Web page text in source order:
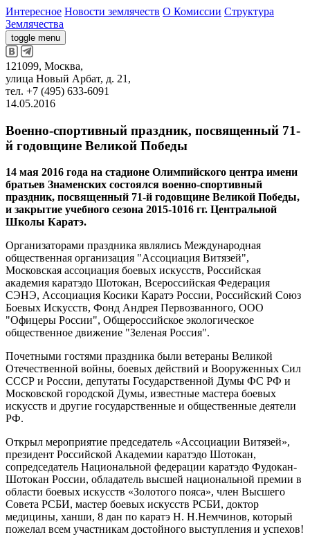
Интересное Новости землячеств О Комиссии Структура
Землячества
toggle menu
121099, Москва,
улица Новый Арбат, д. 21,
тел. +7 (495) 633-6091
14.05.2016
Военно-спортивный праздник, посвященный 71-
й годовщине Великой Победы
14 мая 2016 года на стадионе Олимпийского центра имени
братьев Знаменских состоялся военно-спортивный
праздник, посвященный 71-й годовщине Великой Победы,
и закрытие учебного сезона 2015-1016 гг. Центральной
Школы Каратэ.
Организаторами праздника являлись Международная
общественная организация "Ассоциация Витязей",
Московская ассоциация боевых искусств, Российская
академия каратэдо Шотокан, Всероссийская Федерация
СЭНЭ, Ассоциация Косики Каратэ России, Российский Союз
Боевых Искусств, Фонд Андрея Первозванного, ООО
"Офицеры России", Общероссийское экологическое
общественное движение "Зеленая Россия".
Почетными гостями праздника были ветераны Великой
Отечественной войны, боевых действий и Вооруженных Сил
СССР и России, депутаты Государственной Думы ФС РФ и
Московской городской Думы, известные мастера боевых
искусств и другие государственные и общественные деятели
РФ.
Открыл мероприятие председатель «Ассоциации Витязей»,
президент Российской Академии каратэдо Шотокан,
сопредседатель Национальной федерации каратэдо Фудокан-
Шотокан России, обладатель высшей национальной премии в
области боевых искусств «Золотого пояса», член Высшего
Совета РСБИ, мастер боевых искусств РСБИ, доктор
медицины, ханши, 8 дан по каратэ Н. Н.Немчинов, который
пожелал всем участникам достойного выступления и успехов!